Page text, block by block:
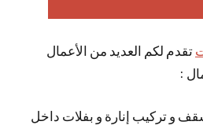
تقدم لكم العديد من الأعمال
:
و تركيب إنارة و بفلات داخل